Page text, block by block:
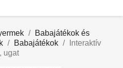
Babajátékok és
Babajátékok
Interaktív
ugat